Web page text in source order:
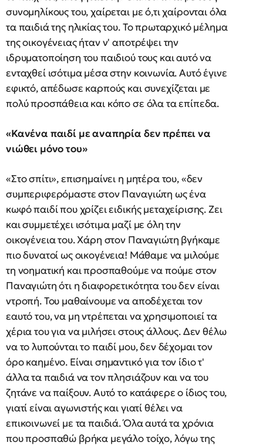
συνομηλίκους του, χαίρεται με ό,τι χαίρονται όλα
τα παιδιά της ηλικίας του. Το πρωταρχικό μέλημα
της οικογένειας ήταν ν' αποτρέψει την
ιδρυματοποίηση του παιδιού τους και αυτό να
ενταχθεί ισότιμα μέσα στην κοινωνία. Αυτό έγινε
εφικτό, απέδωσε καρπούς και συνεχίζεται με
πολύ προσπάθεια και κόπο σε όλα τα επίπεδα.
«Κανένα παιδί με αναπηρία δεν πρέπει να
νιώθει μόνο του»
«Στο σπίτι», επισημαίνει η μητέρα του, «δεν
συμπεριφερόμαστε στον Παναγιώτη ως ένα
κωφό παιδί που χρίζει ειδικής μεταχείρισης. Ζει
και συμμετέχει ισότιμα μαζί με όλη την
οικογένεια του. Χάρη στον Παναγιώτη βγήκαμε
πιο δυνατοί ως οικογένεια! Μάθαμε να μιλούμε
τη νοηματική και προσπαθούμε να πούμε στον
Παναγιώτη ότι η διαφορετικότητα του δεν είναι
ντροπή. Του μαθαίνουμε να αποδέχεται τον
εαυτό του, να μη ντρέπεται να χρησιμοποιεί τα
χέρια του για να μιλήσει στους άλλους. Δεν θέλω
να το λυπούνται το παιδί μου, δεν δέχομαι τον
όρο καημένο. Είναι σημαντικό για τον ίδιο τ'
άλλα τα παιδιά να τον πλησιάζουν και να του
ζητάνε να παίξουν. Αυτό το κατάφερε ο ίδιος του,
γιατί είναι αγωνιστής και γιατί θέλει να
επικοινωνεί με τα παιδιά. Όλα αυτά τα χρόνια
που προσπαθώ βρήκα μεγάλο τοίχο, λόγω της